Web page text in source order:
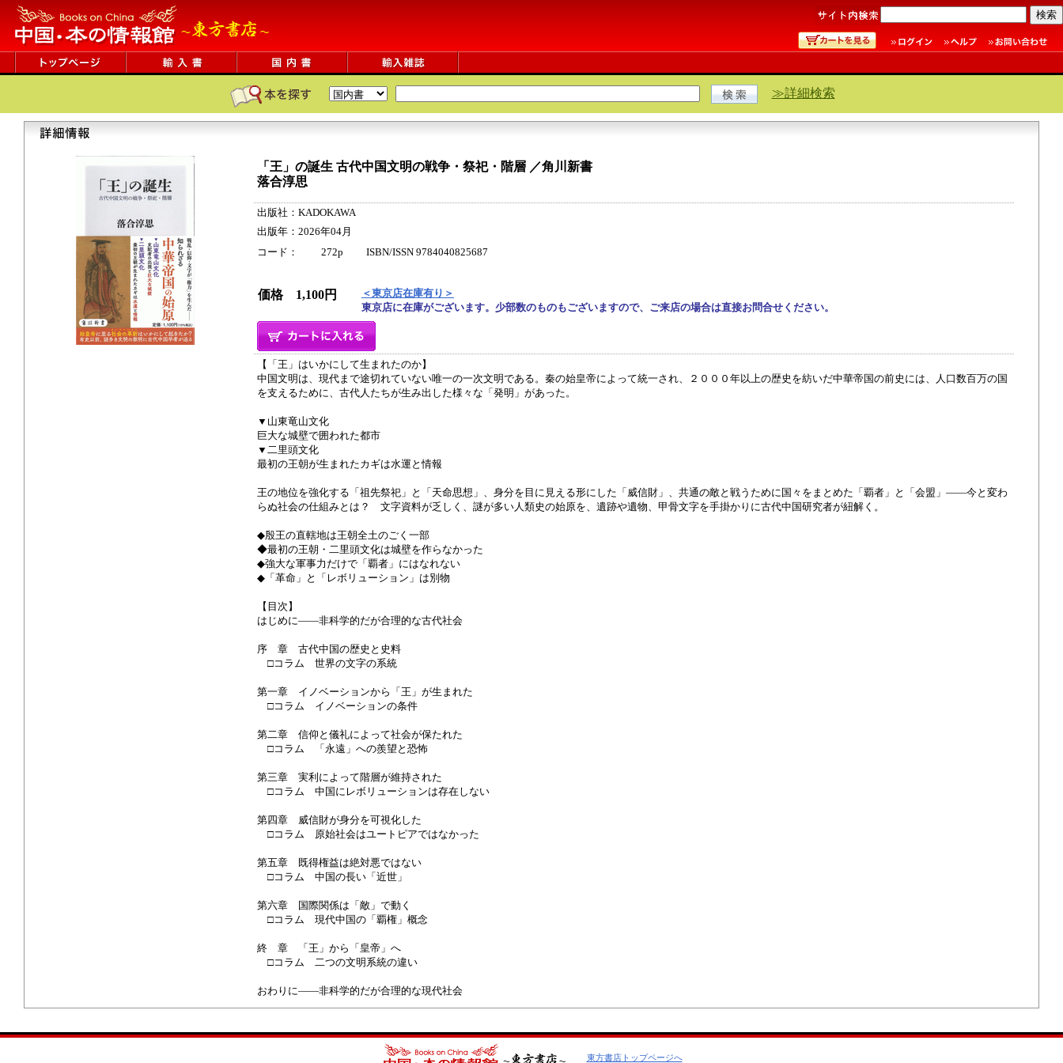
≫詳細検索
「王」の誕生 古代中国文明の戦争・祭祀・階層 ／角川新書
落合淳思
出版社：KADOKAWA
出版年：2026年04月
コード： 272p ISBN/ISSN 9784040825687
価格 1,100円
＜東京店在庫有り＞
東京店に在庫がございます。少部数のものもございますので、ご来店の場合は直接お問合せください。
【「王」はいかにして生まれたのか】
中国文明は、現代まで途切れていない唯一の一次文明である。秦の始皇帝によって統一され、２０００年以上の歴史を紡いだ中華帝国の前史には、人口数百万の国
を支えるために、古代人たちが生み出した様々な「発明」があった。
▼山東竜山文化
巨大な城壁で囲われた都市
▼二里頭文化
最初の王朝が生まれたカギは水運と情報
王の地位を強化する「祖先祭祀」と「天命思想」、身分を目に見える形にした「威信財」、共通の敵と戦うために国々をまとめた「覇者」と「会盟」――今と変わ
らぬ社会の仕組みとは？ 文字資料が乏しく、謎が多い人類史の始原を、遺跡や遺物、甲骨文字を手掛かりに古代中国研究者が紐解く。
◆殷王の直轄地は王朝全土のごく一部
◆最初の王朝・二里頭文化は城壁を作らなかった
◆強大な軍事力だけで「覇者」にはなれない
◆「革命」と「レボリューション」は別物
【目次】
はじめに――非科学的だが合理的な古代社会
序 章 古代中国の歴史と史料
□コラム 世界の文字の系統
第一章 イノベーションから「王」が生まれた
□コラム イノベーションの条件
第二章 信仰と儀礼によって社会が保たれた
□コラム 「永遠」への羨望と恐怖
第三章 実利によって階層が維持された
□コラム 中国にレボリューションは存在しない
第四章 威信財が身分を可視化した
□コラム 原始社会はユートピアではなかった
第五章 既得権益は絶対悪ではない
□コラム 中国の長い「近世」
第六章 国際関係は「敵」で動く
□コラム 現代中国の「覇権」概念
終 章 「王」から「皇帝」へ
□コラム 二つの文明系統の違い
おわりに――非科学的だが合理的な現代社会
東方書店トップページへ